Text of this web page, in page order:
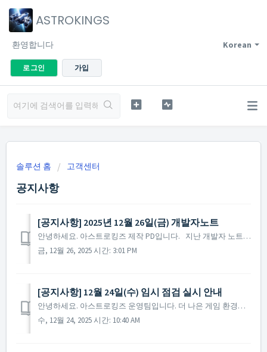
ASTROKINGS
Korean
환영합니다
로그인 가입
솔루션 홈 고객센터
공지사항
[공지사항] 2025년 12월 26일(금) 개발자노트
안녕하세요. 아스트로킹즈 제작 PD입니다. 지난 개발자 노트 이후 약 9개월 만에 다시 사령관 여러분께 인사를 드리게 되었습니다. 직접 소식을 전해드리지 못한 기간에도 사령관 여러분께서 보내주신 소중한 의견 하나하나를 빠짐없이 확인하며 귀 기울여 왔습니다. 저희...
금, 12월 26, 2025 시간: 3:01 PM
[공지사항] 12월 24일(수) 임시 점검 실시 안내
안녕하세요. 아스트로킹즈 운영팀입니다. 더 나은 게임 환경을 제공 드리기 위해 12월 24일(수) 임시 점검이 진행될 예정입니다. 임시 점검이 진행되는 동안 게임 접속이 불가한 점 양해 부탁드리며, 점검 관련 자세한 일정 및 내용은 아래를 확인 부탁드립니...
수, 12월 24, 2025 시간: 10:40 AM